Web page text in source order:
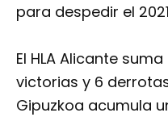
para despedir el
El HLA Alicante
victorias y 6
Gipuzkoa acumula